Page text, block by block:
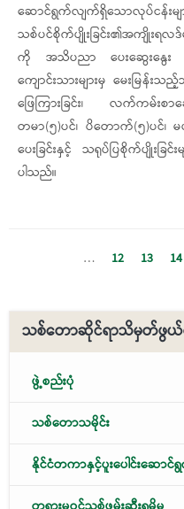
ဆောင်ရွက်လျက်ရှိသောလုပ်ငန်းမျာ
သစ်ပင်စိုက်ပျိုးခြင်း၏အကျိုးရလဒ်မ
ကို အသိပညာ ပေးဆွေးနွေး ဟေ
ကျောင်းသားများမှ မေးမြန်
ဖြေကြားခြင်း၊ လက်ကမ်းစာဆော
တမာ(၅)ပင်၊ ပိတောက်(၅)ပင်၊ မ
ပေးခြင်းနှင့် သရုပ်ပြစိုက်ပျိုးခြ
ပါသည်။
… 12 13 14
သစ်တောဆိုင်ရာသိမှတ်ဖွယ်ရ
ဖွဲ့စည်းပုံ
သစ်တောသမိုင်း
နိုင်ငံတကာနှင့်ပူးပေါင်းဆောင်